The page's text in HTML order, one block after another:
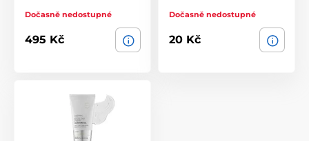
Dočasně nedostupné
495 Kč
Dočasně nedostupné
20 Kč